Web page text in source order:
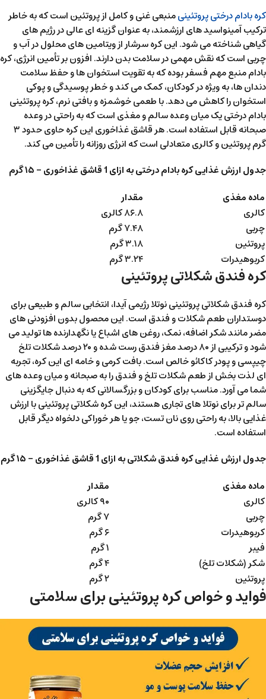
کره بادام درختی پروتئینیمنبعی غنی و کامل از پروتئین است که به خاطر
ترکیب آمینواسید های ارزشمند، به عنوان گزینه ای عالی در رژیم های
گیاهی شناخته می شود. این کره سرشار از ویتامین های محلول در آب و
چربی است که نقش مهمی در سلامت بدن دارند. افزون بر تأمین انرژی، کره
بادام منبع مهم فسفر بوده که به تقویت استخوان ها و حفظ سلامت
دندان ها، به ویژه در کودکان، کمک می کند و خطر پوسیدگی و پوکی
استخوان را کاهش می دهد. با طعمی خوشمزه و بافتی نرم، کره پروتئینی
بادام درختی یک میان وعده سالم و مغذی است که به راحتی در وعده
صبحانه قابل استفاده است. هر قاشق غذاخوری این کره حاوی حدود ۳
گرم پروتئین و کالری متعادلی است که انرژی روزانه را تأمین می کند.
جدول ارزش غذایی کره بادام درختی به ازای 1 قاشق غذاخوری – ۱۵ گرم
ماده مغذی
مقدار
کالری
۸۶.۸ کالری
چربی
۷.۴۸ گرم
پروتئین
۳.۱۸ گرم
کربوهیدرات
۳.۲۴ گرم
کره فندق شکلاتی پروتئینی
کره فندق شکلاتی پروتئینی نوتلا رژیمی آیدا، انتخابی سالم و طبیعی برای
دوستداران طعم شکلات و فندق است. این محصول بدون افزودنی های
مضر مانند شکر اضافه، نمک، روغن های اشباع یا نگهدارنده ها تولید می
شود و ترکیبی از ۸۰ درصد مغز فندق رست شده و ۲۰ درصد شکلات تلخ
چیپسی و پودر کاکائو خالص است. بافت کرمی و خامه ای این کره، تجربه
ای لذت بخش از طعم شکلات تلخ و فندق را به صبحانه و میان وعده های
شما می آورد. مناسب برای کودکان و بزرگسالانی که به دنبال جایگزینی
سالم تر برای نوتلا های تجاری هستند، این کره شکلاتی پروتئینی با ارزش
غذایی بالا، به راحتی روی نان تست، جو یا هر خوراکی دلخواه دیگر قابل
استفاده است.
جدول ارزش غذایی کره فندق شکلاتی به ازای 1 قاشق غذاخوری – ۱۵ گرم
ماده مغذی
مقدار
کالری
۹۰ کالری
چربی
۷ گرم
کربوهیدرات
۶ گرم
فیبر
۱ گرم
شکر (شکلات تلخ)
۴ گرم
پروتئین
۲ گرم
فواید و خواص کره پروتئینی برای سلامتی